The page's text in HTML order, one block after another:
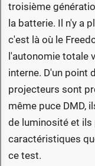
troisième
la batterie. Il n'y a
c'est là où le
l'autonomie totale
interne. D'un point
projecteurs sont
même puce DMD,
de luminosité et
caractéristiques
ce test.